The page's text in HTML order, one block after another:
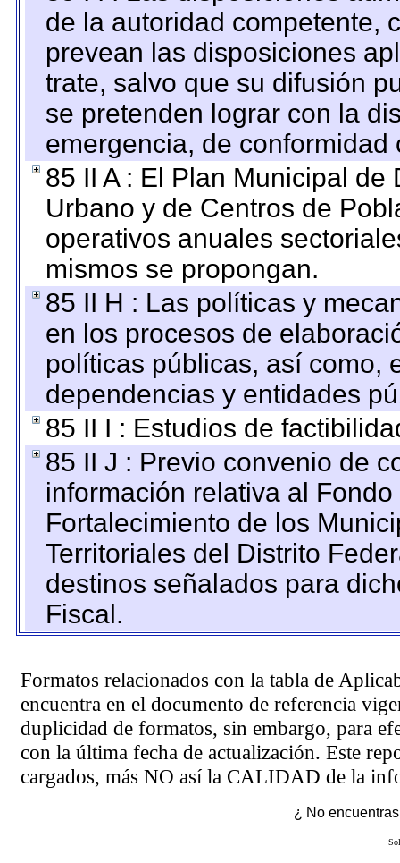
de la autoridad competente,
prevean las disposiciones
trate, salvo que su difusión
se pretenden lograr con la
emergencia, de
85 II A : El Plan Municipal
Urbano y de Centros de
operativos anuales
mismos se propongan.
85 II H : Las políticas y
en los procesos de
políticas públicas, así como,
dependencias y entidades
85 II I : Estudios de
85 II J : Previo convenio de
información relativa al
Fortalecimiento de los
Territoriales del Distrito
destinos señalados para
Fiscal.
Formatos relacionados con la tabla de
encuentra en el documento de referencia
duplicidad de formatos, sin embargo, para
con la última fecha de actualización. Este
cargados, más NO así la CALIDAD de la
¿ No